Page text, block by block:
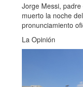
Jorge Messi,
muerto la noche
pronunciamiento
La Opinión